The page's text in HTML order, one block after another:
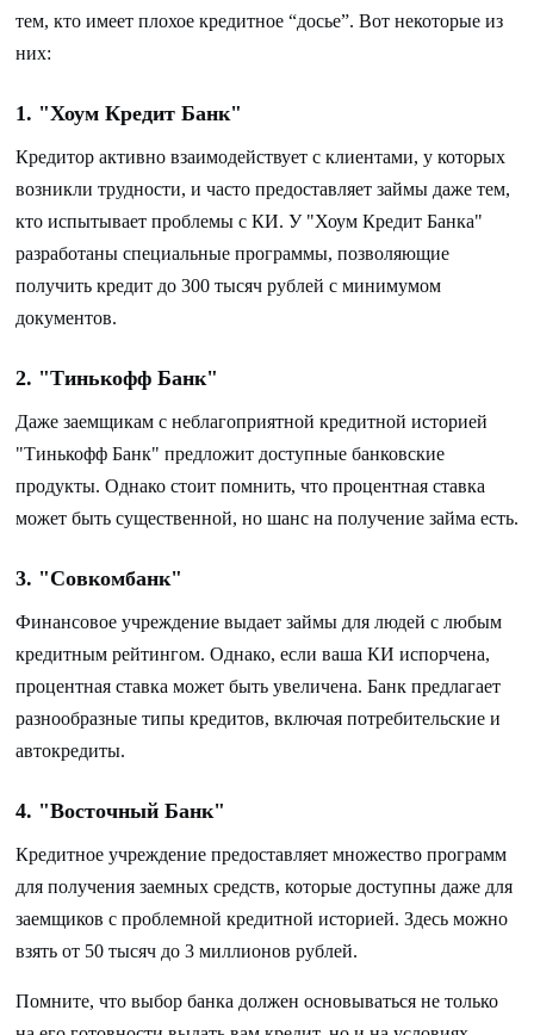
тем, кто имеет плохое кредитное “досье”. Вот некоторые из
них:
1. "Хоум Кредит Банк"
Кредитор активно взаимодействует с клиентами, у которых
возникли трудности, и часто предоставляет займы даже тем,
кто испытывает проблемы с КИ. У "Хоум Кредит Банка"
разработаны специальные программы, позволяющие
получить кредит до 300 тысяч рублей с минимумом
документов.
2. "Тинькофф Банк"
Даже заемщикам с неблагоприятной кредитной историей
"Тинькофф Банк" предложит доступные банковские
продукты. Однако стоит помнить, что процентная ставка
может быть существенной, но шанс на получение займа есть.
3. "Совкомбанк"
Финансовое учреждение выдает займы для людей с любым
кредитным рейтингом. Однако, если ваша КИ испорчена,
процентная ставка может быть увеличена. Банк предлагает
разнообразные типы кредитов, включая потребительские и
автокредиты.
4. "Восточный Банк"
Кредитное учреждение предоставляет множество программ
для получения заемных средств, которые доступны даже для
заемщиков с проблемной кредитной историей. Здесь можно
взять от 50 тысяч до 3 миллионов рублей.
Помните, что выбор банка должен основываться не только